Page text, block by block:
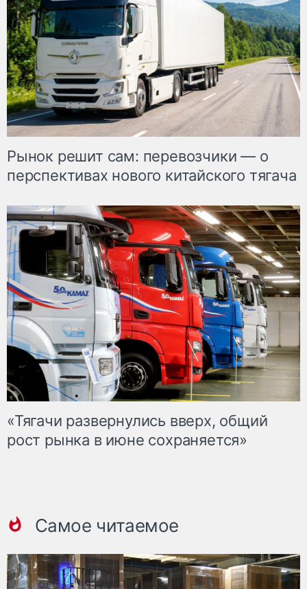
Рынок решит сам: перевозчики — о
перспективах нового китайского тягача
«Тягачи развернулись вверх, общий
рост рынка в июне сохраняется»
Самое читаемое